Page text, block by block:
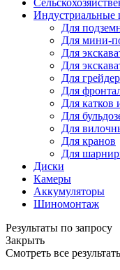
Для
Для мини-
Для
Для
Для
Для
Для катков
Для
Для
Для кранов
Для
Диски
Камеры
Аккумуляторы
Шиномонтаж
Результаты по запросу
Закрыть
Смотреть все